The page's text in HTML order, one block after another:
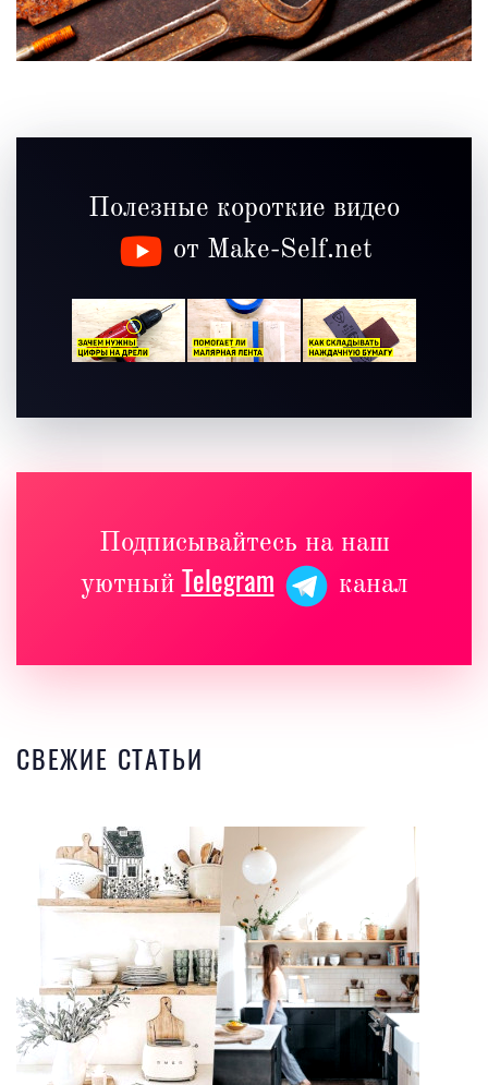
Полезные короткие видео
от Make-Self.net
Подписывайтесь на наш
уютный Telegram канал
СВЕЖИЕ СТАТЬИ